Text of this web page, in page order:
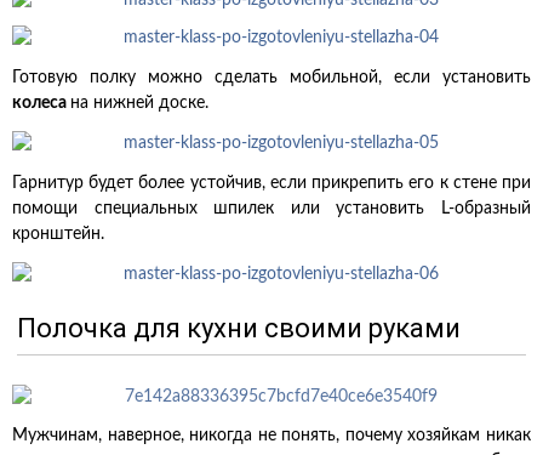
Готовую полку можно сделать мобильной, если установить
колеса на нижней доске.
Гарнитур будет более устойчив, если прикрепить его к стене при
помощи специальных шпилек или установить L-образный
кронштейн.
Полочка для кухни своими руками
Мужчинам, наверное, никогда не понять, почему хозяйкам никак